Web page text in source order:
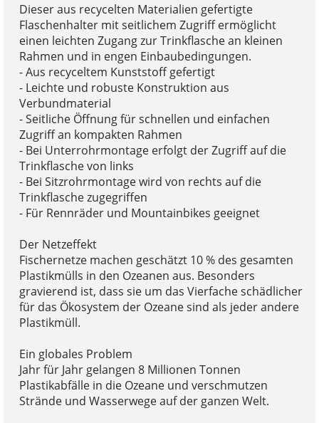
Dieser aus recycelten Materialien gefertigte
Flaschenhalter mit seitlichem Zugriff ermöglicht
einen leichten Zugang zur Trinkflasche an kleinen
Rahmen und in engen Einbaubedingungen.
- Aus recyceltem Kunststoff gefertigt
- Leichte und robuste Konstruktion aus
Verbundmaterial
- Seitliche Öffnung für schnellen und einfachen
Zugriff an kompakten Rahmen
- Bei Unterrohrmontage erfolgt der Zugriff auf die
Trinkflasche von links
- Bei Sitzrohrmontage wird von rechts auf die
Trinkflasche zugegriffen
- Für Rennräder und Mountainbikes geeignet
Der Netzeffekt
Fischernetze machen geschätzt 10 % des gesamten
Plastikmülls in den Ozeanen aus. Besonders
gravierend ist, dass sie um das Vierfache schädlicher
für das Ökosystem der Ozeane sind als jeder andere
Plastikmüll.
Ein globales Problem
Jahr für Jahr gelangen 8 Millionen Tonnen
Plastikabfälle in die Ozeane und verschmutzen
Strände und Wasserwege auf der ganzen Welt.